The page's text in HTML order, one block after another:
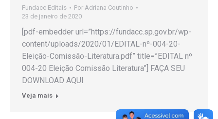
Fundacc Editais Por Adriana Coutinho
23 de janeiro de 2020
[pdf-embedder url=”https://fundacc.sp.gov.br/wp-
content/uploads/2020/01/EDITAL-nº-004-20-
Eleição-Comissão-Literatura.pdf” title=”EDITAL nº
004-20 Eleição Comissão Literatura”] FAÇA SEU
DOWNLOAD AQUI
Veja mais